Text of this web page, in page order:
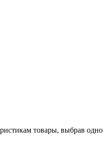
товары, выбрав одно